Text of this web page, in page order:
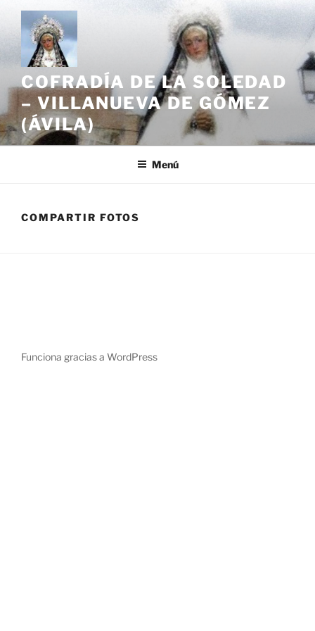
Saltar
contenido
COFRADÍA DE LA SOLEDAD
– VILLANUEVA DE GÓMEZ
(ÁVILA)
Menú
COMPARTIR FOTOS
Funciona gracias a WordPress